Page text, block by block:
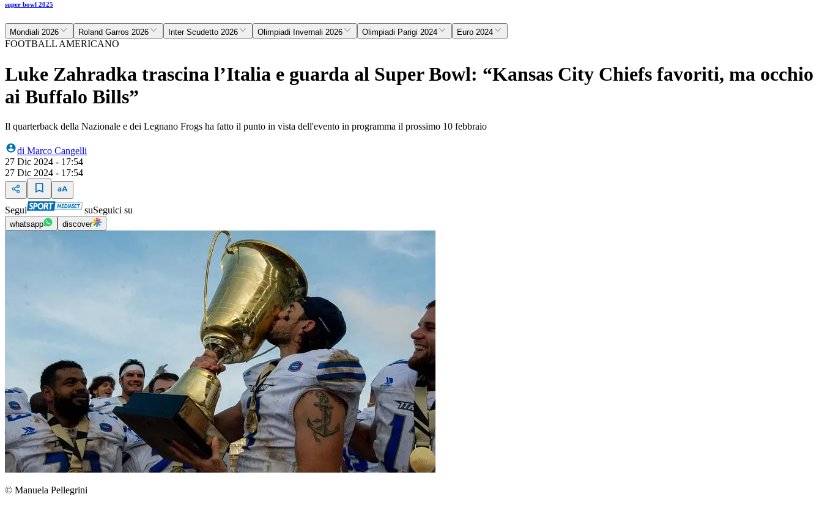
super bowl 2025
Mondiali 2026 Roland Garros 2026 Inter Scudetto 2026 Olimpiadi Invernali 2026 Olimpiadi Parigi 2024 Euro 2024
FOOTBALL AMERICANO
Luke Zahradka trascina l’Italia e guarda al Super Bowl: “Kansas City Chiefs favoriti, ma occhio
ai Buffalo Bills”
Il quarterback della Nazionale e dei Legnano Frogs ha fatto il punto in vista dell'evento in programma il prossimo 10 febbraio
di Marco Cangelli
27 Dic 2024 - 17:54
27 Dic 2024 - 17:54
Segui suSeguici su
whatsapp discover
© Manuela Pellegrini